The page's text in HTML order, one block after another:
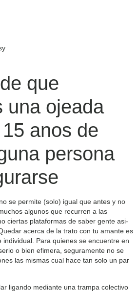
que
una ojeada
anos de
persona
se permite (solo) igual que antes y no
algunos que recurren a las
ciertas plataformas de saber gente asi­
acerca de la trato con tu amante es
individual. Para quienes se encuentre en
o bien efimera, seguramente no se
las mismas cual hace tan solo un par
ligando mediante una trampa colectivo